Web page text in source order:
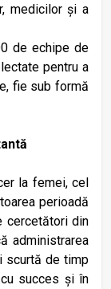
medicilor și a
de echipe de
pentru a
fie sub formă
la femei, cel
perioadă
cercetători din
administrarea
scurtă de timp
succes și în